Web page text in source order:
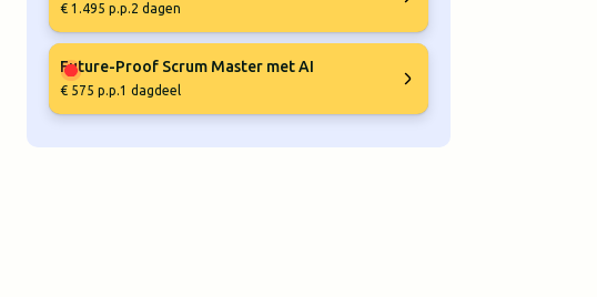
€ 1.495 p.p.2 dagen
Future-Proof Scrum Master met AI
€ 575 p.p.1 dagdeel